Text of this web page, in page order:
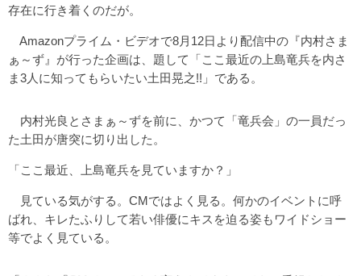
存在に行き着くのだが。
Amazonプライム・ビデオで8月12日より配信中の『内村さま
ぁ～ず』が行った企画は、題して「ここ最近の上島竜兵を内さ
ま3人に知ってもらいたい土田晃之!!」である。
内村光良とさまぁ～ずを前に、かつて「竜兵会」の一員だっ
た土田が唐突に切り出した。
「ここ最近、上島竜兵を見ていますか？」
見ている気がする。CMではよく見る。何かのイベントに呼
ばれ、キレたふりして若い俳優にキスを迫る姿もワイドショー
等でよく見ている。